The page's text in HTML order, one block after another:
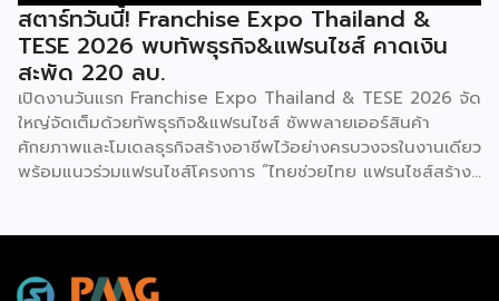
สตาร์ทวันนี้! Franchise Expo Thailand &
TESE 2026 พบทัพธุรกิจ&แฟรนไชส์ คาดเงิน
สะพัด 220 ลบ.
เปิดงานวันแรก Franchise Expo Thailand & TESE 2026 จัด
ใหญ่จัดเต็มด้วยทัพธุรกิจ&แฟรนไชส์ ซัพพลายเออร์สินค้า
ศักยภาพและโมเดลธุรกิจสร้างอาชีพไว้อย่างครบวงจรในงานเดียว
พร้อมแนวร่วมแฟรนไชส์โครงการ “ไทยช่วยไทย แฟรนไชส์สร้าง
ความรู้โดยผู้ทรงคุณวุฒิคับคั่ง และกิจกรรมเจรจาจับคู่ธุรกิจทั้งใน